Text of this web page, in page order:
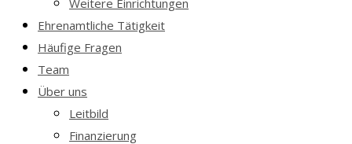
Weitere Einrichtungen
Ehrenamtliche Tätigkeit
Häufige Fragen
Team
Über uns
Leitbild
Finanzierung